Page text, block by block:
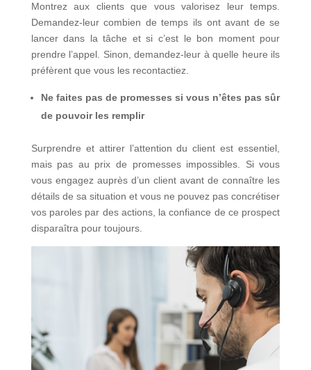
Montrez aux clients que vous valorisez leur temps.
Demandez-leur combien de temps ils ont avant de se
lancer dans la tâche et si c’est le bon moment pour
prendre l’appel. Sinon, demandez-leur à quelle heure ils
préfèrent que vous les recontactiez.
Ne faites pas de promesses si vous n’êtes pas sûr
de pouvoir les remplir
Surprendre et attirer l’attention du client est essentiel,
mais pas au prix de promesses impossibles. Si vous
vous engagez auprès d’un client avant de connaître les
détails de sa situation et vous ne pouvez pas concrétiser
vos paroles par des actions, la confiance de ce prospect
disparaîtra pour toujours.